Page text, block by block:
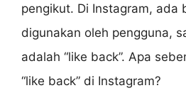
pengikut. Di Instagram, ada
digunakan oleh pengguna,
adalah “like back”. Apa
“like back” di Instagram?